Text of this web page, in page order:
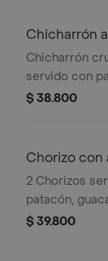
Chicharrón
Chicharrón
servido con
guacamole y
$ 38.800
Chorizo con
2 Chorizos
patacón,
$ 39.800